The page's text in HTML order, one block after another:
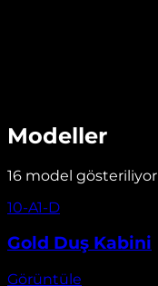
Modeller
16 model gösteriliyor
Görüntüle